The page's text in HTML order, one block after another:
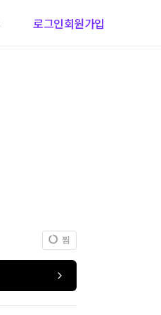
로그인회원가입
찜